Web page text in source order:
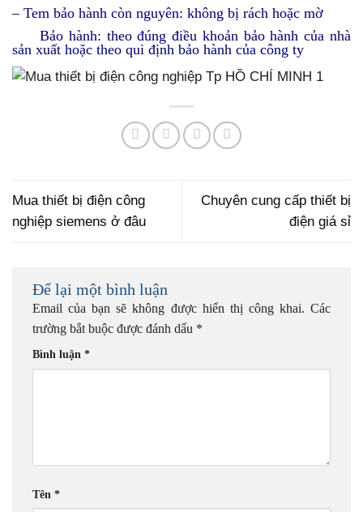
– Tem bảo hành còn nguyên: không bị rách hoặc mờ
Bảo hành: theo đúng điều khoản bảo hành của nhà
sản xuất hoặc theo qui định bảo hành của công ty
Mua thiết bị điện công
nghiệp siemens ở đâu
Chuyên cung cấp thiết bị
điện giá sỉ
Để lại một bình luận
Email của bạn sẽ không được hiển thị công khai. Các
trường bắt buộc được đánh dấu *
Bình luận *
Tên *